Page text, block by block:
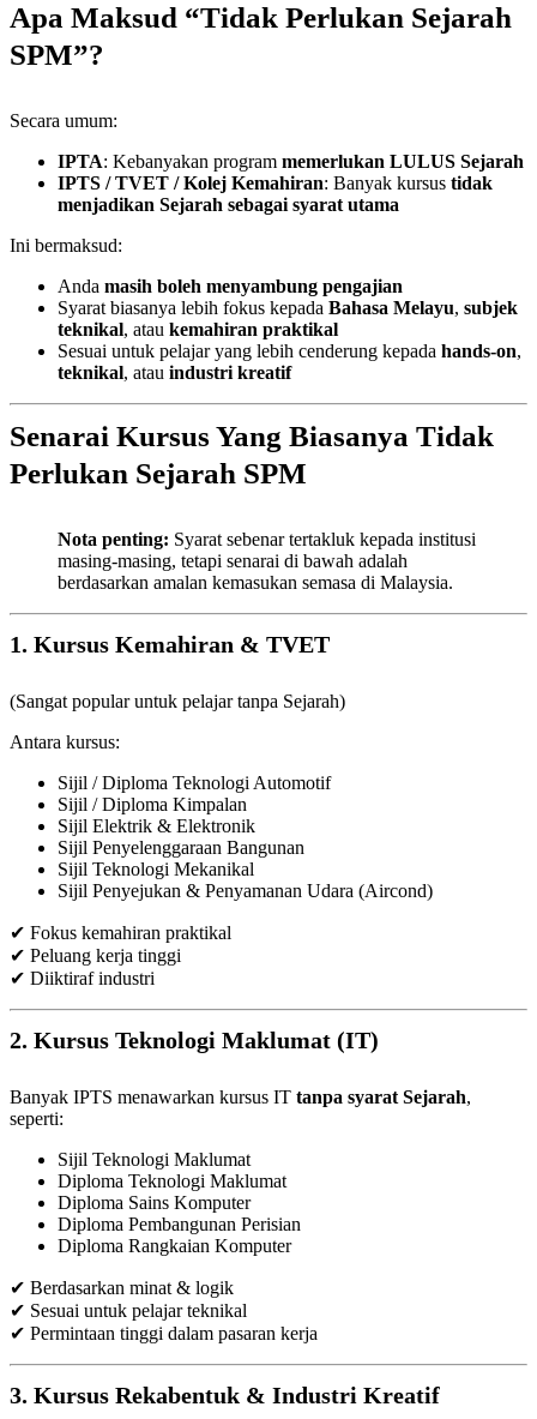
Apa Maksud “Tidak Perlukan Sejarah
SPM”?
Secara umum:
IPTA: Kebanyakan program memerlukan LULUS Sejarah
IPTS / TVET / Kolej Kemahiran: Banyak kursus tidak
menjadikan Sejarah sebagai syarat utama
Ini bermaksud:
Anda masih boleh menyambung pengajian
Syarat biasanya lebih fokus kepada Bahasa Melayu, subjek
teknikal, atau kemahiran praktikal
Sesuai untuk pelajar yang lebih cenderung kepada hands-on,
teknikal, atau industri kreatif
Senarai Kursus Yang Biasanya Tidak
Perlukan Sejarah SPM
Nota penting: Syarat sebenar tertakluk kepada institusi
masing-masing, tetapi senarai di bawah adalah
berdasarkan amalan kemasukan semasa di Malaysia.
1. Kursus Kemahiran & TVET
(Sangat popular untuk pelajar tanpa Sejarah)
Antara kursus:
Sijil / Diploma Teknologi Automotif
Sijil / Diploma Kimpalan
Sijil Elektrik & Elektronik
Sijil Penyelenggaraan Bangunan
Sijil Teknologi Mekanikal
Sijil Penyejukan & Penyamanan Udara (Aircond)
✔ Fokus kemahiran praktikal
✔ Peluang kerja tinggi
✔ Diiktiraf industri
2. Kursus Teknologi Maklumat (IT)
Banyak IPTS menawarkan kursus IT tanpa syarat Sejarah,
seperti:
Sijil Teknologi Maklumat
Diploma Teknologi Maklumat
Diploma Sains Komputer
Diploma Pembangunan Perisian
Diploma Rangkaian Komputer
✔ Berdasarkan minat & logik
✔ Sesuai untuk pelajar teknikal
✔ Permintaan tinggi dalam pasaran kerja
3. Kursus Rekabentuk & Industri Kreatif